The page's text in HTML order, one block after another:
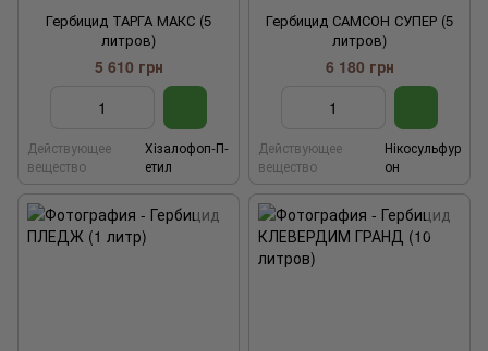
Гербицид ТАРГА МАКС (5
литров)
5 610 грн
Действующее
вещество
Хізалофоп-П-
етил
Гербицид САМСОН СУПЕР (5
литров)
6 180 грн
Действующее
вещество
Нікосульфур
он